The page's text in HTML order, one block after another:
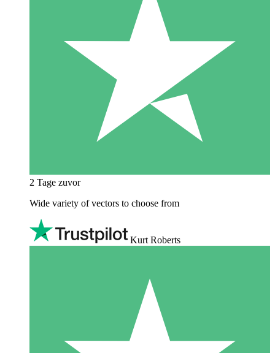
2 Tage zuvor
Wide variety of vectors to choose from
Kurt Roberts